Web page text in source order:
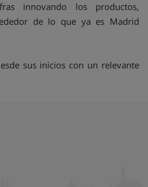
innovando los productos,
de lo que ya es Madrid
sus inicios con un relevante